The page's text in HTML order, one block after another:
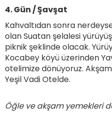
4. Gün / Şavşat
Kahvaltıdan sonra
olan Suatan şelalesi
piknik şeklinde olacak.
Kocabey köyü üzerinden
otelimize dönüyoruz.
Yeşil Vadi Otelde.
Öğle ve akşam yemekleri